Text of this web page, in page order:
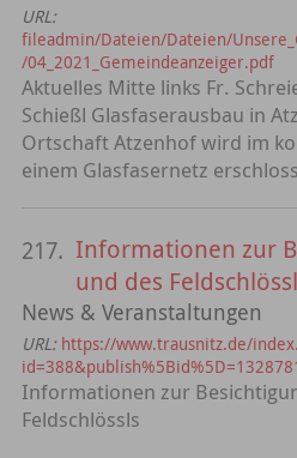
URL:
fileadmin/Dateien/Dateien/
/04_2021_Gemeindeanzeiger.pdf
Aktuelles Mitte links Fr.
Schießl Glasfaserausbau in
Ortschaft Atzenhof wird im
einem Glasfasernetz
217. Informationen zur
und des
News & Veranstaltungen
URL: https://www.trausnitz.de/
Informationen zur
Feldschlössls